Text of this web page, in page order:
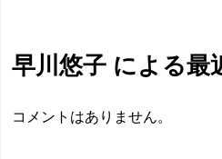
認し、何を食べようかと考え
早川悠子 による最
コメントはありません。